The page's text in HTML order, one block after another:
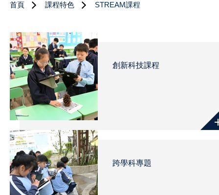
首頁 課程特色 STREAM課程
創新科技課程
跨學科專題